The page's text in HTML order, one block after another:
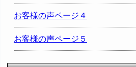
お客様の声ページ４
お客様の声ページ５